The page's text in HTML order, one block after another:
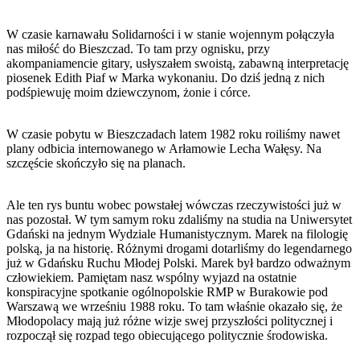
W czasie karnawału Solidarności i w stanie wojennym połączyła
nas miłość do Bieszczad. To tam przy ognisku, przy
akompaniamencie gitary, usłyszałem swoistą, zabawną interpretację
piosenek Edith Piaf w Marka wykonaniu. Do dziś jedną z nich
podśpiewuję moim dziewczynom, żonie i córce.
W czasie pobytu w Bieszczadach latem 1982 roku roiliśmy nawet
plany odbicia internowanego w Arłamowie Lecha Wałęsy. Na
szczęście skończyło się na planach.
Ale ten rys buntu wobec powstałej wówczas rzeczywistości już w
nas pozostał. W tym samym roku zdaliśmy na studia na Uniwersytet
Gdański na jednym Wydziale Humanistycznym. Marek na filologię
polską, ja na historię. Różnymi drogami dotarliśmy do legendarnego
już w Gdańsku Ruchu Młodej Polski. Marek był bardzo odważnym
człowiekiem. Pamiętam nasz wspólny wyjazd na ostatnie
konspiracyjne spotkanie ogólnopolskie RMP w Burakowie pod
Warszawą we wrześniu 1988 roku. To tam właśnie okazało się, że
Młodopolacy mają już różne wizje swej przyszłości politycznej i
rozpoczął się rozpad tego obiecującego politycznie środowiska.